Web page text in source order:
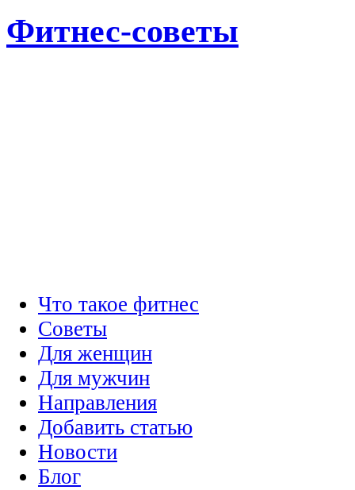
Фитнес-советы
Что такое фитнес
Советы
Для женщин
Для мужчин
Направления
Добавить статью
Новости
Блог